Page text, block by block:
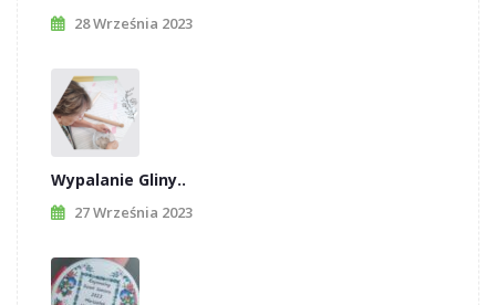
28 Września 2023
Wypalanie Gliny..
27 Września 2023